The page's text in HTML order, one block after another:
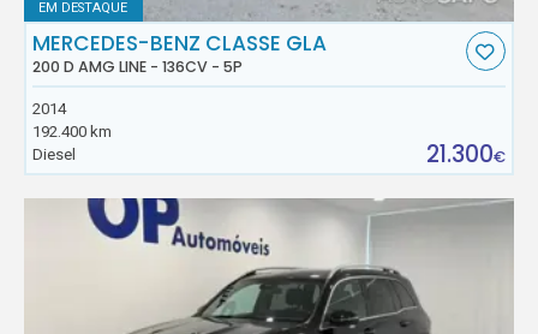
EM DESTAQUE
MERCEDES-BENZ CLASSE GLA
200 D AMG LINE - 136CV - 5P
2014
192.400 km
Diesel
21.300€